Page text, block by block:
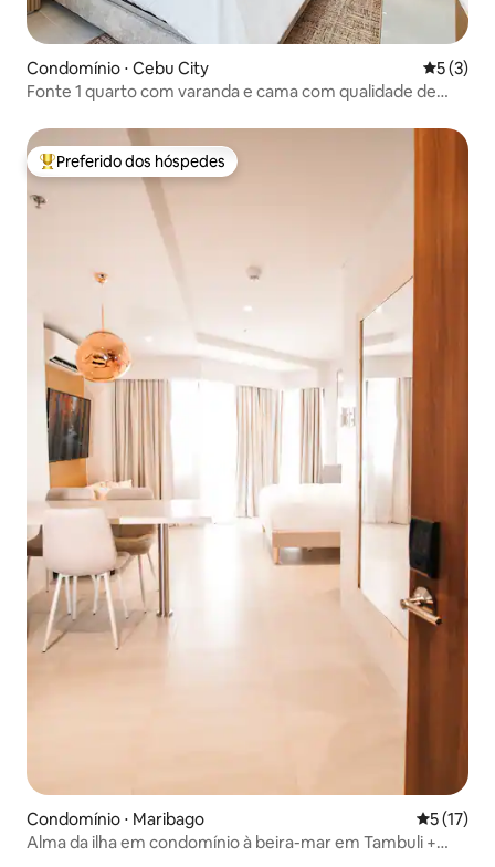
Condomínio ⋅ Cebu City 5 de
5 (3)
Fonte 1 quarto com varanda e cama com qualidade de
Entre os melhores preferidos dos hóspedes
Preferido dos hóspedes
Condomínio ⋅ Maribago 5 de uma
5 (17)
Alma da ilha em condomínio à beira-mar em Tambuli +